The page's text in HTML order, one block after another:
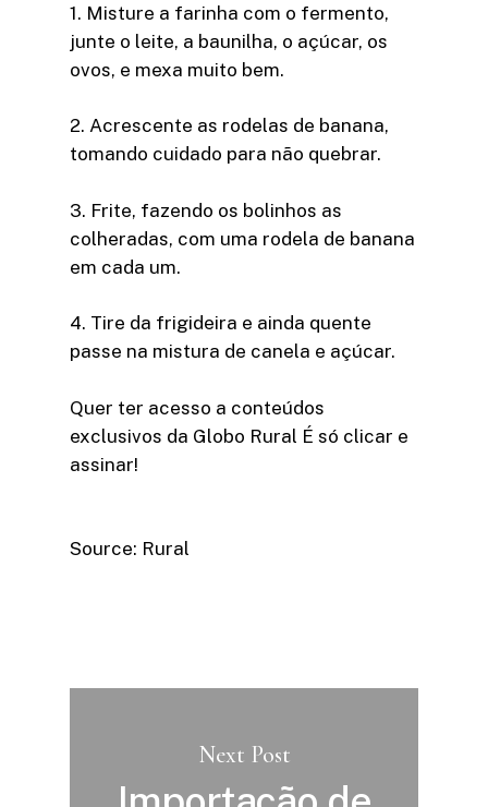
1. Misture a farinha com o fermento,
junte o leite, a baunilha, o açúcar, os
ovos, e mexa muito bem.
2. Acrescente as rodelas de banana,
tomando cuidado para não quebrar.
3. Frite, fazendo os bolinhos as
colheradas, com uma rodela de banana
em cada um.
4. Tire da frigideira e ainda quente
passe na mistura de canela e açúcar.
Quer ter acesso a conteúdos
exclusivos da Globo Rural É só clicar e
assinar!​
Source: Rural
Next Post